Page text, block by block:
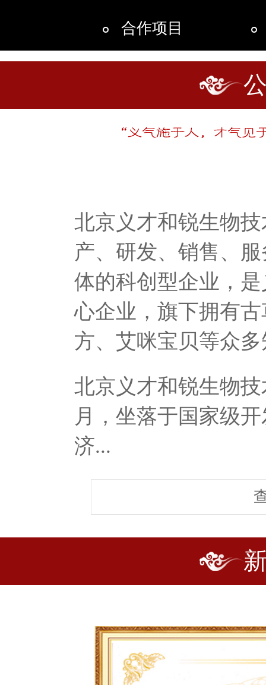
合作项目
北京义才和锐生物
产、研发、销售、
体的科创型企业，
心企业，旗下拥有
方、艾咪宝贝等众
北京义才和锐生物
月，坐落于国家级
济...